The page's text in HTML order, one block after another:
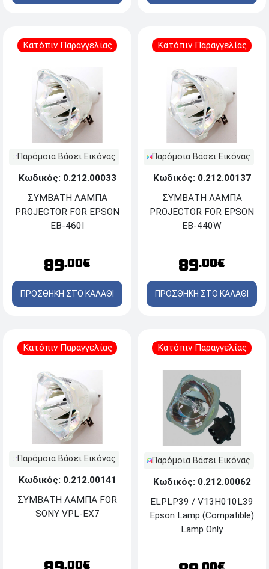
Κατόπιν Παραγγελίας
Παρόμοια Βάσει Εικόνας
Κωδικός: 0.212.00033
ΣΥΜΒΑΤΗ ΛΑΜΠΑ
PROJECTOR FOR EPSON
EB-460I
89.00€
ΠΡΟΣΘΗΚΗ ΣΤΟ ΚΑΛΑΘΙ
Κατόπιν Παραγγελίας
Παρόμοια Βάσει Εικόνας
Κωδικός: 0.212.00137
ΣΥΜΒΑΤΗ ΛΑΜΠΑ
PROJECTOR FOR EPSON
EB-440W
89.00€
ΠΡΟΣΘΗΚΗ ΣΤΟ ΚΑΛΑΘΙ
Κατόπιν Παραγγελίας
Παρόμοια Βάσει Εικόνας
Κωδικός: 0.212.00141
ΣΥΜΒΑΤΗ ΛΑΜΠΑ FOR
SONY VPL-EX7
.00€
Κατόπιν Παραγγελίας
Παρόμοια Βάσει Εικόνας
Κωδικός: 0.212.00062
ELPLP39 / V13H010L39
Epson Lamp (Compatible)
Lamp Only